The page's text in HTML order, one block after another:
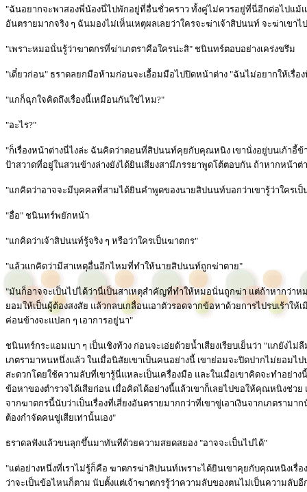
"ฉันอยากจะพาสองพี่น้องนี่ไปพักอยู่ที่อื่นชั่วคราว ทั้งคู่ไม่ควรอยู่ที่นี่อีกต่อไปแ
อันตรายมากจริง ๆ ฉันมองไม่เห็นเหตุผลเลยว่าใครจะฆ่าเจ้าสิปนนท์ จะฆ่าเขา
"เพราะหมอนั่นรู้ว่าฆาตกรที่ฆ่าเภตราคือใครน่ะสิ" ชนินทร์ตอบอย่างเคร่งขรึม
"เดี๋ยวก่อน" ธราดลยกมือห้ามก่อนจะเอื้อมมือไปปิดหน้าต่าง "ฉันไม่อยากให้เรื่อ
"แกก็ฉุกใจคิดถึงเรื่องนี้เหมือนกันใช่ไหม?"
"อะไร?"
"ก็เรื่องหน้าต่างนี่ไงล่ะ ฉันคิดว่าตอนที่สิปนนท์คุยกับคุณหนิง เขานั่งอยู่บนเก้าอี้ข้
ป้าสวาดที่อยู่ในสวนข้างล่างยังได้ยินเสียงสามีภรรยาพูดโต้ตอบกัน ถ้าหากหน้าต่
"แกคิดว่าอาจจะมีบุคคลที่สามได้ยินคำพูดของนายสิปนนท์บอกว่าเขารู้ว่าใครเ
"อื่อ" ชนินทร์พยักหน้า
"แกคิดว่าเจ้าสิปนนท์รู้จริง ๆ หรือว่าใครเป็นฆาตกร"
"แล้วแกคิดว่ามีสาเหตุอื่นอีกไหมที่ทำให้นายสิปนนท์ถูกฆ่าตาย"
"มันก็อาจจะเป็นไปได้ว่านี่เป็นสาเหตุสำคัญที่ทำให้หมอนั่นถูกฆ่า แต่ถ้าหากว่าห
ยอมให้เป็นผู้ต้องสงสัย แล้วกลบเกลื่อนเอาตัวรอดจากข้อหาด้วยการไปรบเร้าให้
ค่อนข้างจะแปลก ๆ เอาการอยู่นา"
ชนินทร์กระแอมเบา ๆ เป็นเชิงท้วง ก่อนจะเอ่ยด้วยน้ำเสียงเรียบเย็นว่า "แกยังไ
เภตรามาหนหนึ่งแล้ว ในเมื่อนิสัยเขาเป็นคนอย่างนี้ เขาย่อมจะปิดปากไม่ยอมไ
สะดวกโดยใช้ความลับที่เขารู้นี่แหละเป็นเครื่องมือ และในเมื่อเขาคิดจะทำอย่
ข้อหาของตำรวจได้เสียก่อน เมื่อคิดได้อย่างนี้แล้วเขาก็เลยไปขอให้คุณหนิงช่ว
จากฆาตกรนี้นับว่าเป็นเรื่องที่เสี่ยงอันตรายมากกว่าที่เขาขู่เอาเงินจากเภตราม
ต้องกำจัดคนขู่เสียเท่านั้นเอง"
ธราดลฟังแล้วขนลุกขึ้นมาทันทีด้วยความสยดสยอง "อาจจะเป็นไปได้"
"แต่อย่างหนึ่งที่เราไม่รู้ก็คือ ฆาตกรฆ่าสิปนนท์เพราะได้ยินเขาคุยกับคุณหนิงเรื่
ว่าจะเป็นข้อไหนก็ตาม นับตั้งแต่เจ้าฆาตกรรู้ว่าความลับของตนไม่เป็นความลับ